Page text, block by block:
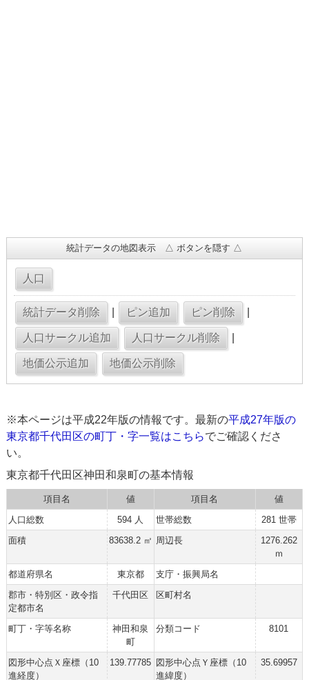
統計データの地図表示 △ ボタンを隠す △
※本ページは平成22年版の情報です。最新の平成27年版の
東京都千代田区の町丁・字一覧はこちらでご確認くださ
い。
東京都千代田区神田和泉町の基本情報
項目名 値 項目名
値
人口総数
594 人 世帯総数
281 世帯
面積
83638.2 ㎡ 周辺長
1276.262
ｍ
都道府県名
東京都
支庁・振興局名
郡市・特別区・政令指
定都市名
千代田区 区町村名
町丁・字等名称
神田和泉
町
分類コード 8101
図形中心点Ｘ座標（10
進経度）
139.77785 図形中心点Ｙ座標（10
進緯度）
35.69957